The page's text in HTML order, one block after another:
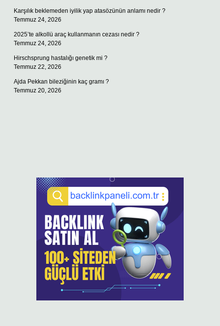
Karşılık beklemeden iyilik yap atasözünün anlamı nedir ?
Temmuz 24, 2026
2025’te alkollü araç kullanmanın cezası nedir ?
Temmuz 24, 2026
Hirschsprung hastalığı genetik mi ?
Temmuz 22, 2026
Ajda Pekkan bileziğinin kaç gramı ?
Temmuz 20, 2026